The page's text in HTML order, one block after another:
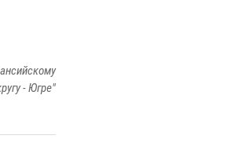
- Югре"